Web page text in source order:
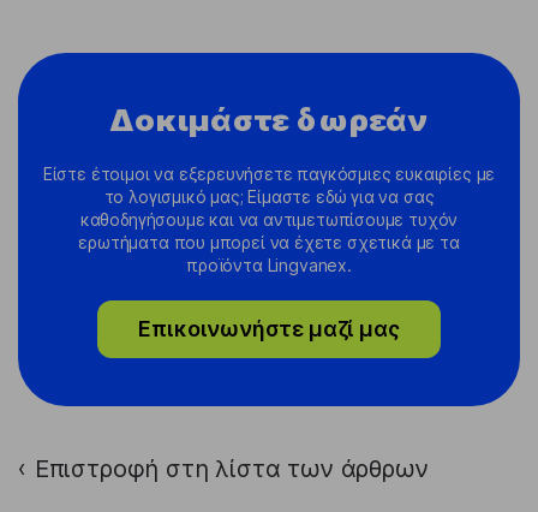
Δοκιμάστε δωρεάν
Είστε έτοιμοι να εξερευνήσετε παγκόσμιες ευκαιρίες με
το λογισμικό μας; Είμαστε εδώ για να σας
καθοδηγήσουμε και να αντιμετωπίσουμε τυχόν
ερωτήματα που μπορεί να έχετε σχετικά με τα
προϊόντα Lingvanex.
Επικοινωνήστε μαζί μας
› Επιστροφή στη λίστα των άρθρων